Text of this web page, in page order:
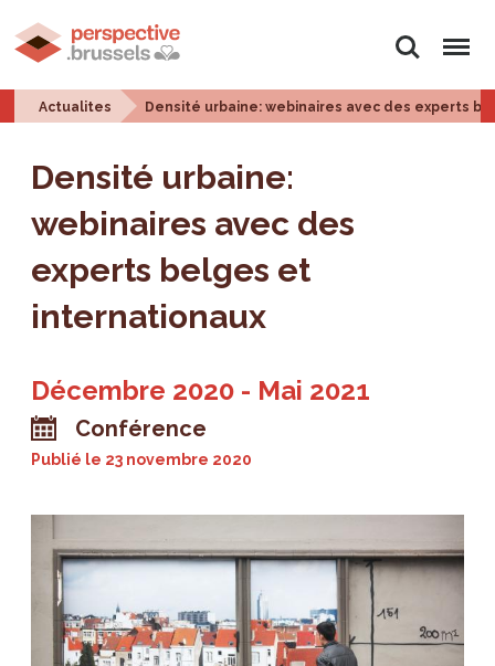
Rechercher
Menu
Actualites Densité urbaine: webinaires avec des experts
Densité urbaine:
webinaires avec des
experts belges et
internationaux
Décembre 2020 - Mai 2021
Conférence
Publié le 23 novembre 2020